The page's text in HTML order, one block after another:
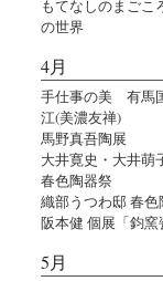
もてなしのまご
の世界
4月
手仕事の美 有馬
江(美濃友禅)
馬野真吾陶展
大井寛史・大井萌
春色陶器祭
織部うつわ邸 春色
阪本健 個展「鈞窯
5月